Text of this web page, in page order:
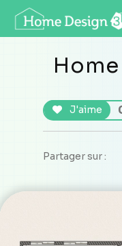
Home
J'aime
Partager sur :